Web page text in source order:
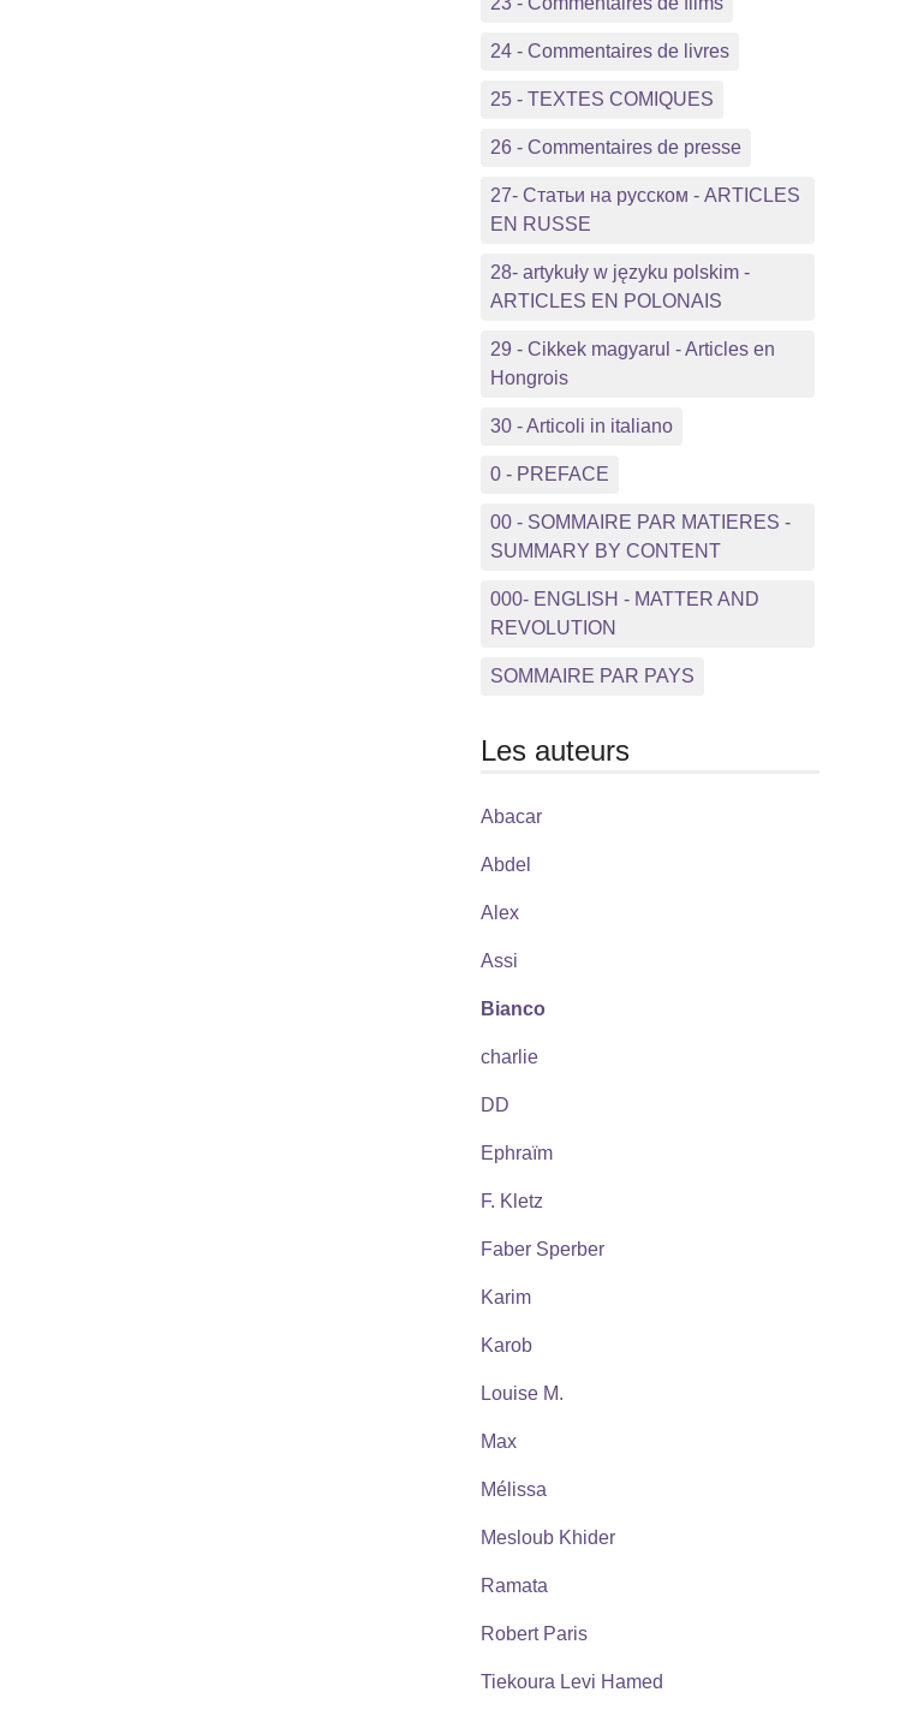
24 - Commentaires de livres
25 - TEXTES COMIQUES
26 - Commentaires de presse
27- Статьи на русском - ARTICLES
EN RUSSE
28- artykuły w języku polskim -
ARTICLES EN POLONAIS
29 - Cikkek magyarul - Articles en
Hongrois
30 - Articoli in italiano
0 - PREFACE
00 - SOMMAIRE PAR MATIERES -
SUMMARY BY CONTENT
000- ENGLISH - MATTER AND
REVOLUTION
SOMMAIRE PAR PAYS
Les auteurs
Abacar
Abdel
Alex
Assi
Bianco
charlie
DD
Ephraïm
F. Kletz
Faber Sperber
Karim
Karob
Louise M.
Max
Mélissa
Mesloub Khider
Ramata
Robert Paris
Tiekoura Levi Hamed